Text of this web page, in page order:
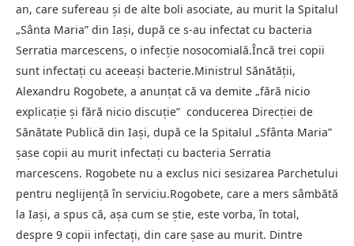
an, care sufereau și de alte boli asociate, au murit la Spitalul
„Sânta Maria” din Iași, după ce s-au infectat cu bacteria
Serratia marcescens, o infecție nosocomială.Încă trei copii
sunt infectați cu aceeași bacterie.Ministrul Sănătății,
Alexandru Rogobete, a anunțat că va demite „fără nicio
explicaţie şi fără nicio discuţie” conducerea Direcției de
Sănătate Publică din Iași, după ce la Spitalul „Sfânta Maria”
șase copii au murit infectați cu bacteria Serratia
marcescens. Rogobete nu a exclus nici sesizarea Parchetului
pentru neglijență în serviciu.Rogobete, care a mers sâmbătă
la Iași, a spus că, așa cum se știe, este vorba, în total,
despre 9 copii infectați, din care șase au murit. Dintre